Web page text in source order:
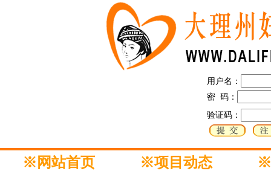
用户名：
密 码：
验证码：
※网站首页 ※项目动态
※